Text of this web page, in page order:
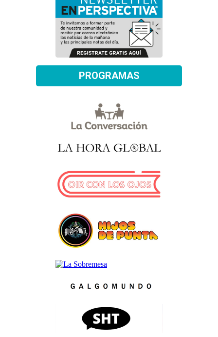
PROGRAMAS